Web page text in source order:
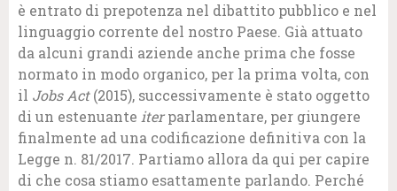
è entrato di prepotenza nel dibattito pubblico e nel
linguaggio corrente del nostro Paese. Già attuato
da alcuni grandi aziende anche prima che fosse
normato in modo organico, per la prima volta, con
il Jobs Act(2015), successivamente è stato oggetto
di un estenuante iterparlamentare, per giungere
finalmente ad una codificazione definitiva con la
Legge n. 81/2017. Partiamo allora da qui per capire
di che cosa stiamo esattamente parlando. Perché